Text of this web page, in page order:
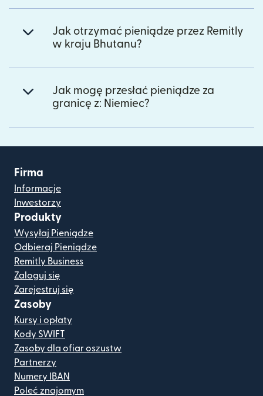
Jak otrzymać pieniądze przez Remitly
w kraju Bhutanu?
Jak mogę przesłać pieniądze za
granicę z: Niemiec?
Firma
Informacje
Inwestorzy
Produkty
Wysyłaj Pieniądze
Odbieraj Pieniądze
Remitly Business
Zaloguj się
Zarejestruj się
Zasoby
Kursy i opłaty
Kody SWIFT
Zasoby dla ofiar oszustw
Partnerzy
Numery IBAN
Poleć znajomym